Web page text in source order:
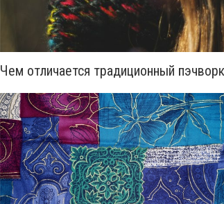
Чем отличается традиционный